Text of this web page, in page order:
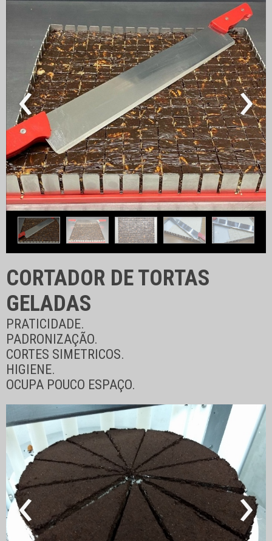
‹ ›
CORTADOR DE TORTAS
GELADAS
PRATICIDADE.
PADRONIZAÇÃO.
CORTES SIMETRICOS.
HIGIENE.
OCUPA POUCO ESPAÇO.
‹ ›